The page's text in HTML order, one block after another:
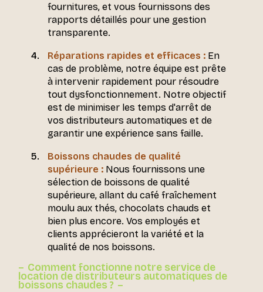
fournitures, et vous fournissons des
rapports détaillés pour une gestion
transparente.
Réparations rapides et efficaces : En
cas de problème, notre équipe est prête
à intervenir rapidement pour résoudre
tout dysfonctionnement. Notre objectif
est de minimiser les temps d'arrêt de
vos distributeurs automatiques et de
garantir une expérience sans faille.
Boissons chaudes de qualité
supérieure : Nous fournissons une
sélection de boissons de qualité
supérieure, allant du café fraîchement
moulu aux thés, chocolats chauds et
bien plus encore. Vos employés et
clients apprécieront la variété et la
qualité de nos boissons.
Comment fonctionne notre service de
location de distributeurs automatiques de
boissons chaudes ?